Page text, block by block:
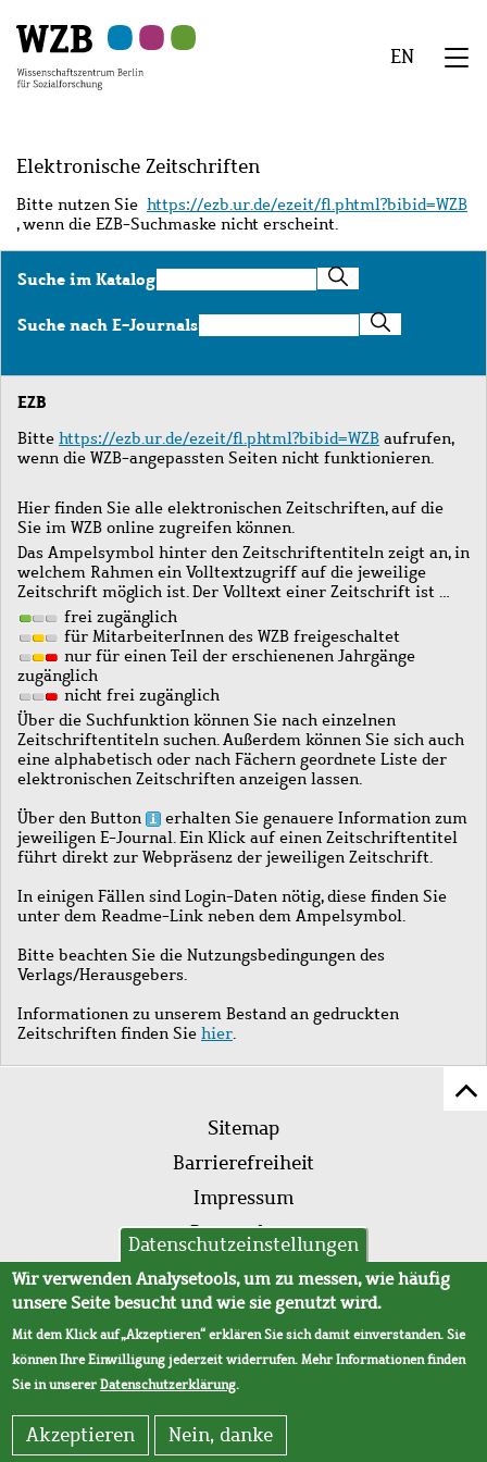
Hauptinhalt
springen
Navigation
springen
Suche
springen
Sekundärnavigation
springen
Fußzeile
springen
EN
Elektronische Zeitschriften
Bitte nutzen Sie https://ezb.ur.de/ezeit/fl.phtml?bibid=WZB
, wenn die EZB-Suchmaske nicht erscheint.
Suche im KatalogSuche
im
Katalog
Suche nach E-JournalsSuche
nach
Journals
EZB
Bitte https://ezb.ur.de/ezeit/fl.phtml?bibid=WZB aufrufen,
wenn die WZB-angepassten Seiten nicht funktionieren.
Hier finden Sie alle elektronischen Zeitschriften, auf die
Sie im WZB online zugreifen können.
Das Ampelsymbol hinter den Zeitschriftentiteln zeigt an, in
welchem Rahmen ein Volltextzugriff auf die jeweilige
Zeitschrift möglich ist. Der Volltext einer Zeitschrift ist …
frei zugänglich
für MitarbeiterInnen des WZB freigeschaltet
nur für einen Teil der erschienenen Jahrgänge
zugänglich
nicht frei zugänglich
Über die Suchfunktion können Sie nach einzelnen
Zeitschriftentiteln suchen. Außerdem können Sie sich auch
eine alphabetisch oder nach Fächern geordnete Liste der
elektronischen Zeitschriften anzeigen lassen.
Über den Button
erhalten Sie genauere Information zum
jeweiligen E-Journal. Ein Klick auf einen Zeitschriftentitel
führt direkt zur Webpräsenz der jeweiligen Zeitschrift.
In einigen Fällen sind Login-Daten nötig, diese finden Sie
unter dem Readme-Link neben dem Ampelsymbol.
Bitte beachten Sie die Nutzungsbedingungen des
Verlags/Herausgebers.
Informationen zu unserem Bestand an gedruckten
Zeitschriften finden Sie hier.
Fußleistenmenü
Sitemap
Barrierefreiheit
Impressum
Datenschutz
AVB
Datenschutzeinstellungen
Wir verwenden Analysetools, um zu messen, wie häufig
unsere Seite besucht und wie sie genutzt wird.
Mit dem Klick auf „Akzeptieren“ erklären Sie sich damit einverstanden. Sie
können Ihre Einwilligung jederzeit widerrufen. Mehr Informationen finden
Sie in unsererDatenschutzerklärung.
Akzeptieren Nein, danke